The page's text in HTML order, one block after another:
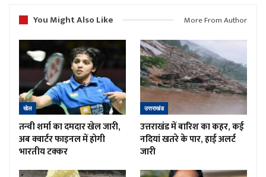
You Might Also Like
More From Author
खेल
तन्वी शर्मा का दमदार खेल जारी,
अब क्वार्टर फाइनल में होगी
भारतीय टक्कर
उत्तराखंड
उत्तराखंड में बारिश का कहर, कई
नदियां खतरे के पार, हाई अलर्ट
जारी